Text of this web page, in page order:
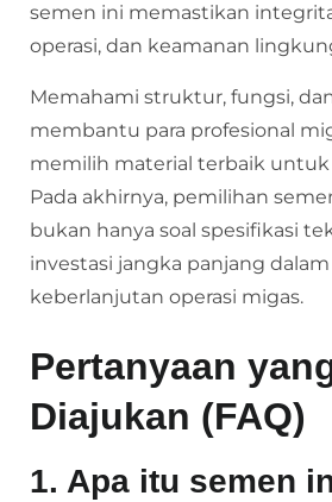
semen ini memastikan
operasi, dan keamanan
Memahami struktur, fungsi,
membantu para profesional
memilih material terbaik untuk
Pada akhirnya, pemilihan
bukan hanya soal spesifikasi
investasi jangka panjang
keberlanjutan operasi migas.
Pertanyaan
Diajukan (FAQ)
1. Apa itu semen